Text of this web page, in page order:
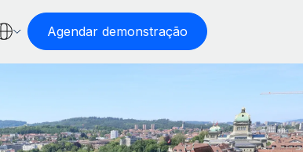
Agendar demonstração